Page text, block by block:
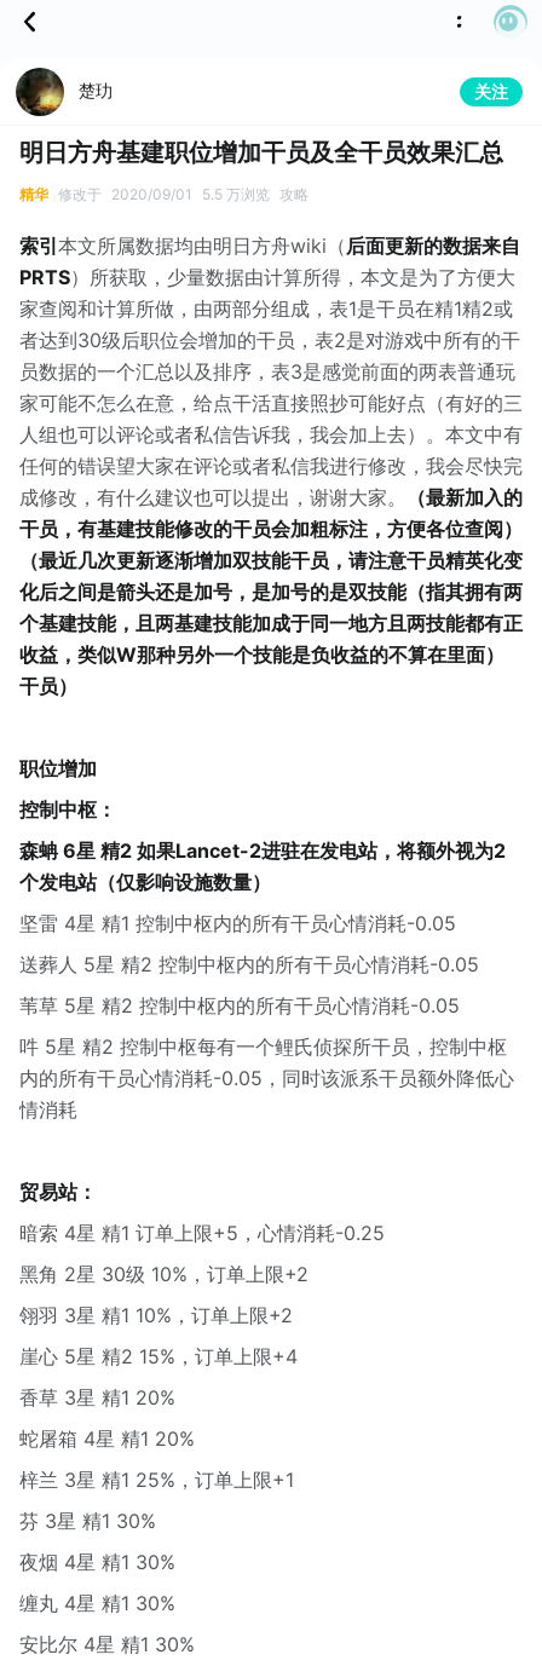
楚玏 关注
明日方舟基建职位增加干员及全干员效果汇总
精华 修改于 2020/09/01 5.5 万浏览 攻略
索引 本文所属数据均由明日方舟wiki（后面更新的数据来自
PRTS）所获取，少量数据由计算所得，本文是为了方便大
家查阅和计算所做，由两部分组成，表1是干员在精1精2或
者达到30级后职位会增加的干员，表2是对游戏中所有的干
员数据的一个汇总以及排序，表3是感觉前面的两表普通玩
家可能不怎么在意，给点干活直接照抄可能好点（有好的三
人组也可以评论或者私信告诉我，我会加上去）。本文中有
任何的错误望大家在评论或者私信我进行修改，我会尽快完
成修改，有什么建议也可以提出，谢谢大家。
（最新加入的
干员，有基建技能修改的干员会加粗标注，方便各位查阅）
（最近几次更新逐渐增加双技能干员，请注意干员精英化变
化后之间是箭头还是加号，是加号的是双技能（指其拥有两
个基建技能，且两基建技能加成于同一地方且两技能都有正
收益，类似W那种另外一个技能是负收益的不算在里面）
干员）
职位增加
控制中枢：
森蚺 6星 精2 如果Lancet-2进驻在发电站，将额外视为2
个发电站（仅影响设施数量）
坚雷 4星 精1 控制中枢内的所有干员心情消耗-0.05
送葬人 5星 精2 控制中枢内的所有干员心情消耗-0.05
苇草 5星 精2 控制中枢内的所有干员心情消耗-0.05
吽 5星 精2 控制中枢每有一个鲤氏侦探所干员，控制中枢
内的所有干员心情消耗-0.05，同时该派系干员额外降低心
情消耗
贸易站：
暗索 4星 精1 订单上限+5，心情消耗-0.25
黑角 2星 30级 10%，订单上限+2
翎羽 3星 精1 10%，订单上限+2
崖心 5星 精2 15%，订单上限+4
香草 3星 精1 20%
蛇屠箱 4星 精1 20%
梓兰 3星 精1 25%，订单上限+1
芬 3星 精1 30%
夜烟 4星 精1 30%
缠丸 4星 精1 30%
安比尔 4星 精1 30%